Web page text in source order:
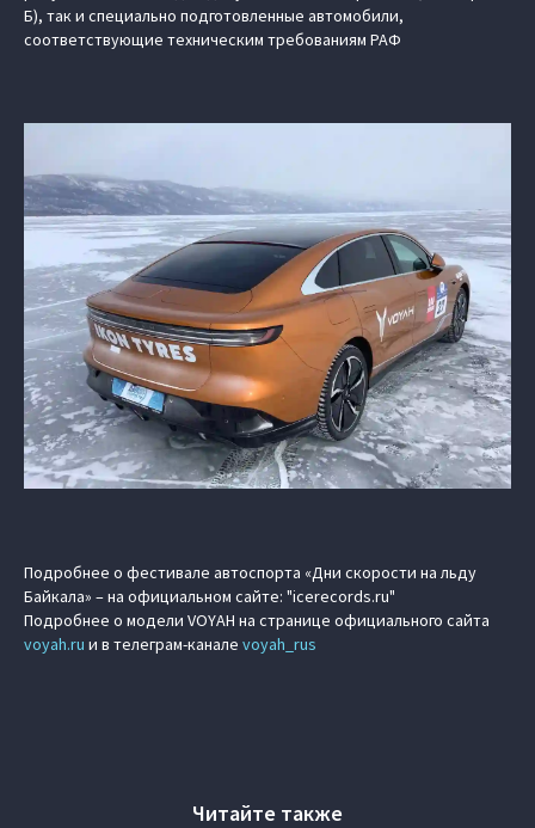
Б), так и специально подготовленные автомобили,
соответствующие техническим требованиям РАФ
Подробнее о фестивале автоспорта «Дни скорости на льду
Байкала» – на официальном сайте: "icerecords.ru"
Подробнее о модели VOYAH на странице официального сайта
voyah.ru и в телеграм-канале voyah_rus
Читайте также